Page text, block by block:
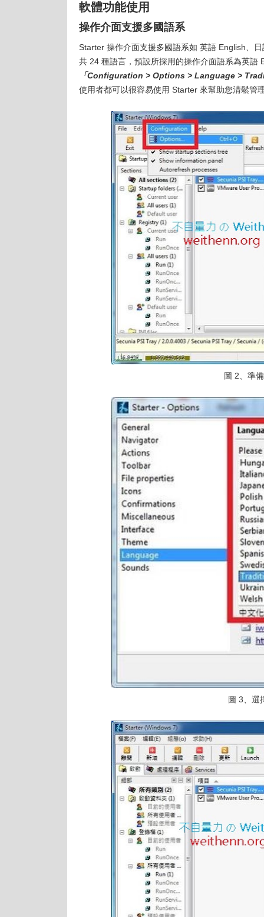
軟體功能使用
操作介面支援多國語系
Starter 操作介面支援多國語系如 英語 English、
共 24 種語言，預設所採用的操作介面語系為英語
「Configuration > Options > Language >
使用者都可以很容易使用 Starter 來幫助您清鬆管
圖 2、準
圖 3、選